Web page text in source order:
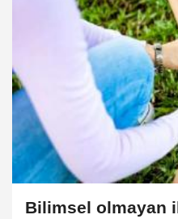
Bilimsel olmayan